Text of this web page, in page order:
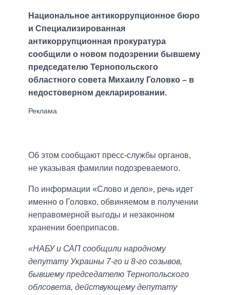
Национальное антикоррупционное бюро
и Специализированная
антикоррупционная прокуратура
сообщили о новом подозрении бывшему
председателю Тернопольского
областного совета Михаилу Головко – в
недостоверном декларировании.
Об этом сообщают пресс-службы органов,
не указывая фамилии подозреваемого.
По информации «Слово и дело», речь идет
именно о Головко, обвиняемом в получении
неправомерной выгоды и незаконном
хранении боеприпасов.
«НАБУ и САП сообщили народному
депутату Украины 7-го и 8-го созывов,
бывшему председателю Тернопольского
облсовета, действующему депутату